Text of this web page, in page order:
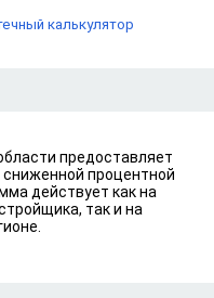
калькулятор
предоставляет
процентной
действует как на
так и на